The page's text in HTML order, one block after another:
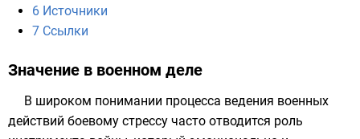
6 Источники
7 Ссылки
Значение в военном деле
В широком понимании процесса ведения военных
действий боевому стрессу часто отводится роль